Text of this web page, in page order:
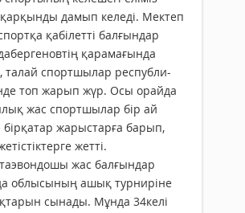
дамып келеді. Мектеп
қабілетті балғындар
қарамағында
талай спортшылар республи-
топ жарып жүр. Осы орайда
жас спортшылар бір ай
бірқатар жарыстарға барып,
жетті.
жас балғындар
облысының ашық турниріне
сынады. Мұнда 34келі